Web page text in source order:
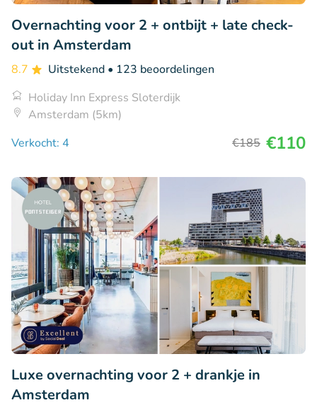
Overnachting voor 2 + ontbijt + late check-
out in Amsterdam
8.7 Uitstekend • 123 beoordelingen
Holiday Inn Express Sloterdijk
Amsterdam (5km)
Verkocht: 4
€185 €110
Luxe overnachting voor 2 + drankje in
Amsterdam